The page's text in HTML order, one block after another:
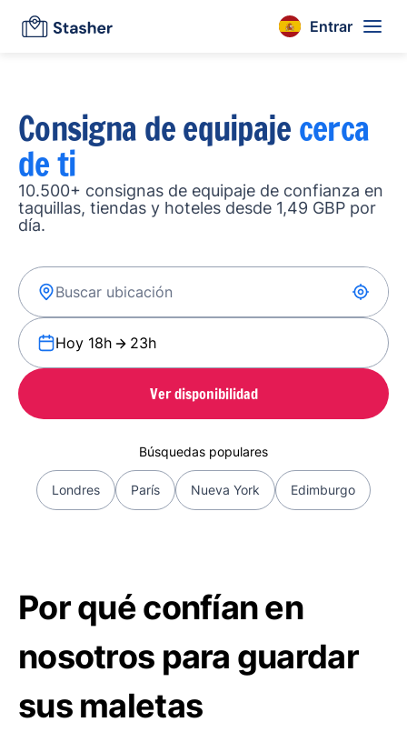
Entrar
Consigna de equipajecerca
de ti
10.500+ consignas de equipaje de confianza en
taquillas, tiendas y hoteles desde 1,49 GBP por
día.
Hoy 18h 23h
Ver disponibilidad
Búsquedas populares
Londres París Nueva York Edimburgo
Por qué confían en
nosotros para guardar
sus maletas